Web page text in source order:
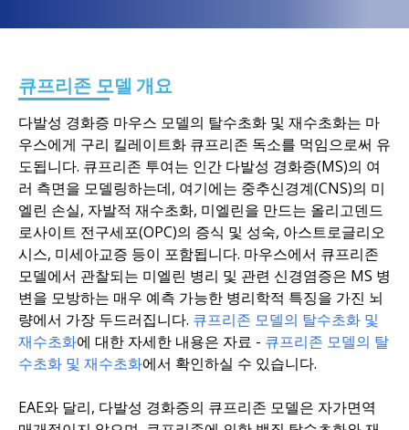
큐프리존 모델 개요
다발성 경화증 마우스 모델의 탈수초화 및 재수초화는 마
우스에게 구리 킬레이트화 큐프리존 독소를 먹임으로써 유
도됩니다. 큐프리존 투여는 인간 다발성 경화증(MS)의 여
러 측면을 모델링하는데, 여기에는 중추신경계(CNS)의 미
엘린 손실, 자발적 재수초화, 미엘린을 만드는 올리고덴드
로사이트 전구세포(OPC)의 증식 및 성숙, 아스트로글리오
시스, 미세아교증 등이 포함됩니다. 마우스에서 큐프리존
모델에서 관찰되는 미엘린 병리 및 관련 신경염증은 MS 병
변을 모방하는 매우 예측 가능한 병리학적 특징을 가진 뇌
량에서 가장 두드러집니다. 큐프리존 모델의 탈수초화 및
재수초화에 대한 자세한 내용은 자료 - 큐프리존 모델의 탈
수초화 및 재수초화에서 확인하실 수 있습니다.
EAE와 달리, 다발성 경화증의 큐프리존 모델은 자가면역